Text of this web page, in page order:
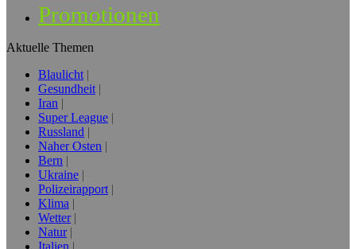
Promotionen
Aktuelle Themen
Blaulicht
Gesundheit
Iran
Super League
Russland
Naher Osten
Bern
Ukraine
Polizeirapport
Klima
Wetter
Natur
Italien